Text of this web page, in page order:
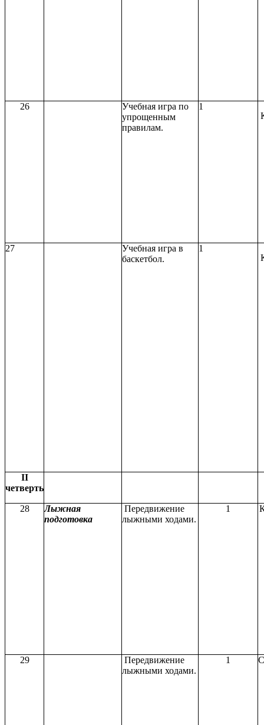
26
Учебная игра по
упрощенным
правилам.
1
27
Учебная игра в
баскетбол.
1
II
четверть
28
Лыжная
подготовка
Передвижение
лыжными ходами.
1
29
Передвижение
лыжными ходами.
1